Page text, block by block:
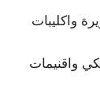
واكليبات
واقنيمات